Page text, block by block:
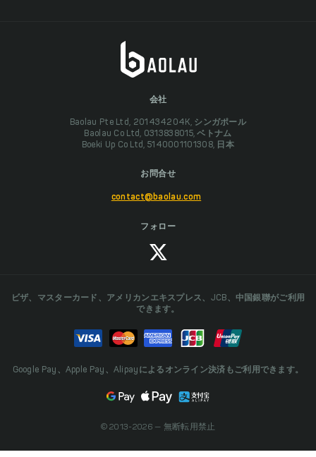
会社
Baolau Pte Ltd, 201434204K, シンガポール
Baolau Co Ltd, 0313838015, ベトナム
Boeki Up Co Ltd, 5140001101308, 日本
お問合せ
contact@baolau.com
フォロー
ビザ、マスターカード、アメリカンエキスプレス、JCB、中国銀聯がご利用
できます。
Google Pay、Apple Pay、Alipayによるオンライン決済もご利用できます。
© 2013-2026 — 無断転用禁止